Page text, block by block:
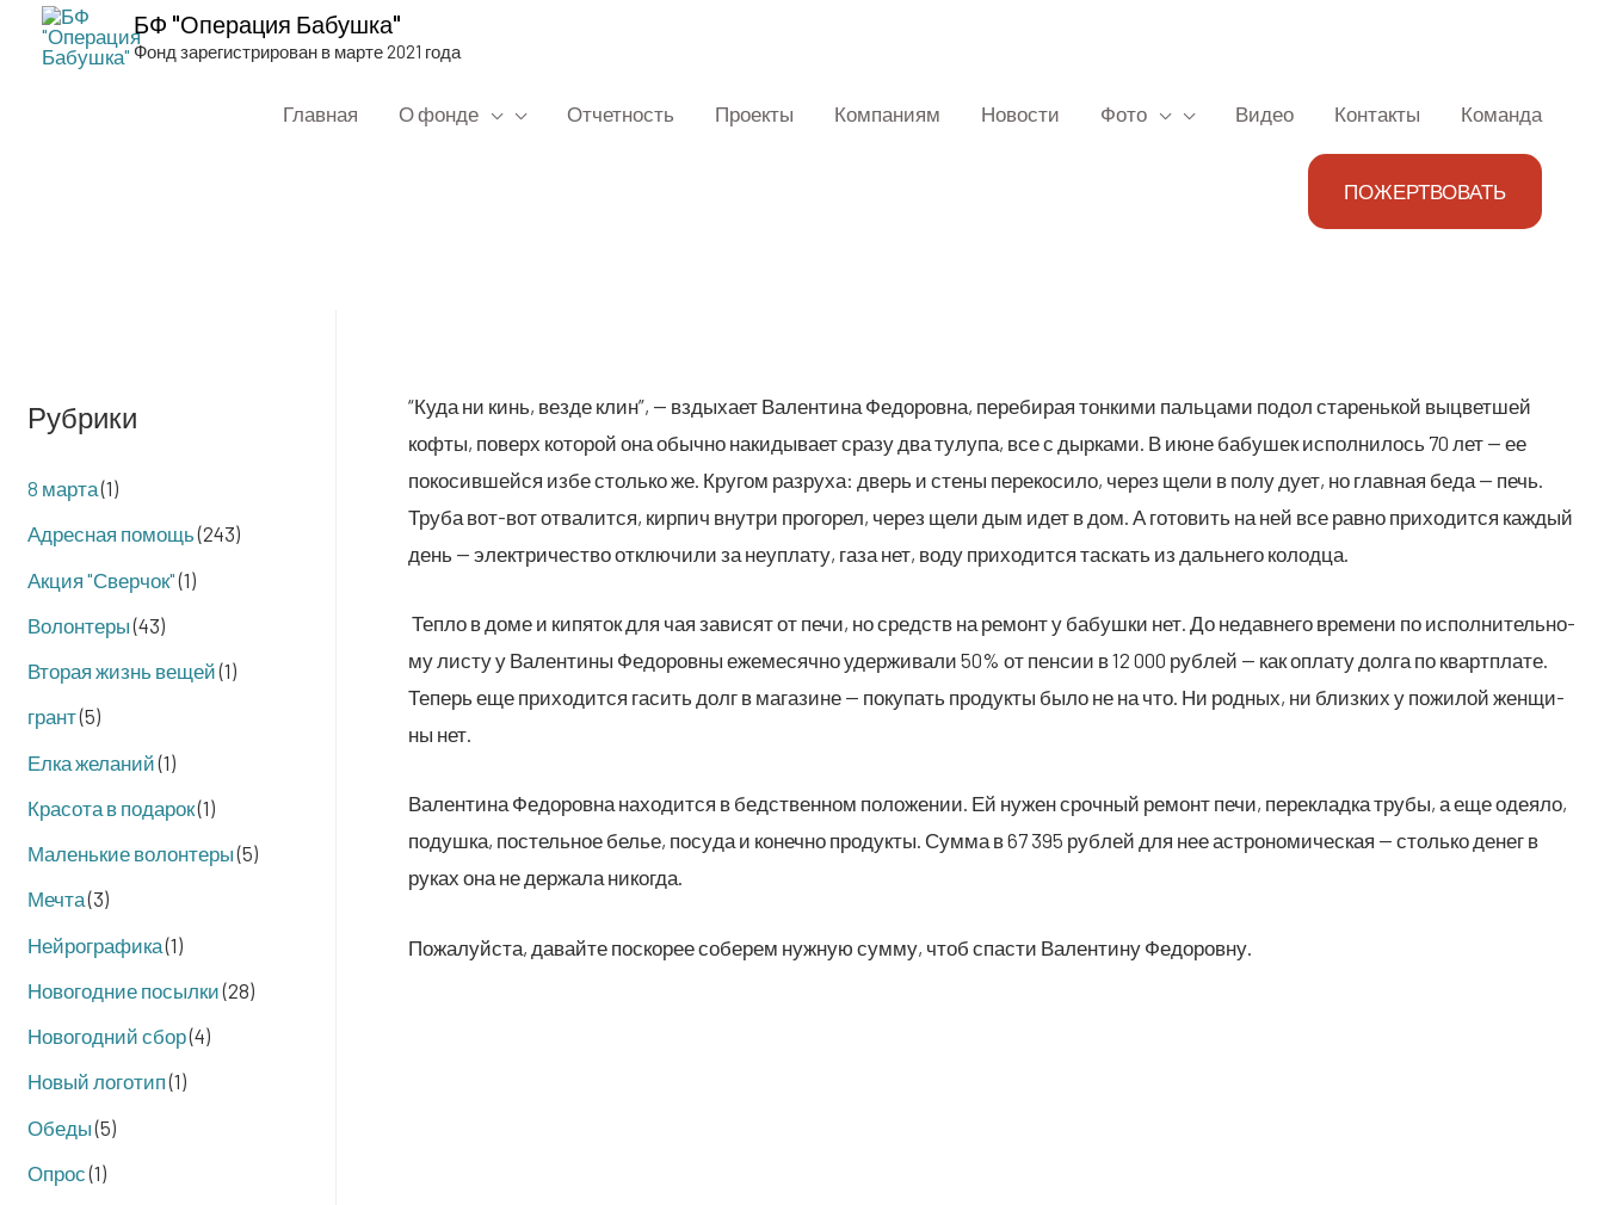
БФ "Операция Бабушка"
Фонд зарегистрирован в марте 2021 года
Главная О фонде Отчетность Проекты Компаниям Новости Фото Видео Контакты Команда
ПОЖЕРТВОВАТЬ
Рубрики
8 марта(1)
Адресная помощь(243)
Акция "Сверчок"(1)
Волонтеры(43)
Вторая жизнь вещей(1)
грант(5)
Елка желаний(1)
Красота в подарок(1)
Маленькие волонтеры(5)
Мечта(3)
Нейрографика(1)
Новогодние посылки(28)
Новогодний сбор(4)
Новый логотип(1)
Обеды(5)
Опрос(1)
“Куда ни кинь, вез­де клин”, — взды­ха­ет Вален­ти­на Федо­ров­на, пере­би­рая тон­ки­ми паль­ца­ми подол ста­рень­кой выцвет­шей
коф­ты, поверх кото­рой она обыч­но наки­ды­ва­ет сра­зу два тулу­па, все с дыр­ка­ми. В июне бабу­шек испол­ни­лось 70 лет — ее
поко­сив­шей­ся избе столь­ко же. Кру­гом раз­ру­ха: дверь и сте­ны пере­ко­си­ло, через щели в полу дует, но глав­ная беда — печь.
Тру­ба вот-вот отва­лит­ся, кир­пич внут­ри про­го­рел, через щели дым идет в дом. А гото­вить на ней все рав­но при­хо­дит­ся каж­дый
день — элек­три­че­ство отклю­чи­ли за неупла­ту, газа нет, воду при­хо­дит­ся тас­кать из даль­не­го колодца.
Теп­ло в доме и кипя­ток для чая зави­сят от печи, но средств на ремонт у бабуш­ки нет. До недав­не­го вре­ме­ни по испол­ни­тель­но­
му листу у Вален­ти­ны Федо­ров­ны еже­ме­сяч­но удер­жи­ва­ли 50% от пен­сии в 12 000 руб­лей — как опла­ту дол­га по кварт­пла­те.
Теперь еще при­хо­дит­ся гасить долг в мага­зине — поку­пать про­дук­ты было не на что. Ни род­ных, ни близ­ких у пожи­лой жен­щи­
ны нет.
Вален­ти­на Федо­ров­на нахо­дит­ся в бед­ствен­ном поло­же­нии. Ей нужен сроч­ный ремонт печи, пере­клад­ка тру­бы, а еще оде­я­ло,
подуш­ка, постель­ное белье, посу­да и конеч­но про­дук­ты. Сум­ма в 67 395 руб­лей для нее аст­ро­но­ми­че­ская — столь­ко денег в
руках она не дер­жа­ла никогда.
Пожа­луй­ста, давай­те поско­рее собе­рем нуж­ную сум­му, чтоб спа­сти Вален­ти­ну Федоровну.